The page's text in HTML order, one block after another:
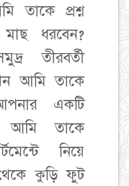
তাকে প্রশ্ন
ধরবেন?
তীরবর্তী
আমি তাকে
একটি
আমি তাকে
নিয়ে
কুড়ি ফুট